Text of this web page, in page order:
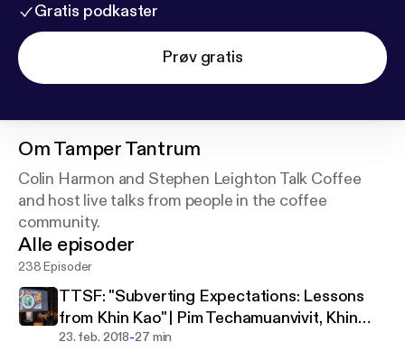
Gratis podkaster
Prøv gratis
OmTamper Tantrum
Colin Harmon and Stephen Leighton Talk Coffee
and host live talks from people in the coffee
community.
Alle episoder
238 Episoder
TTSF: "Subverting Expectations: Lessons
from Khin Kao" | Pim Techamuanvivit, Khin
Kao
23. feb. 2018-27 min